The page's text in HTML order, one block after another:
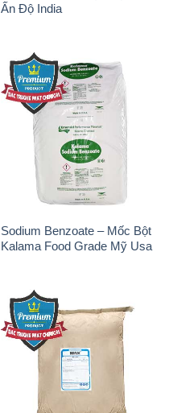
Ấn Độ India
Sodium Benzoate – Mốc Bột
Kalama Food Grade Mỹ Usa